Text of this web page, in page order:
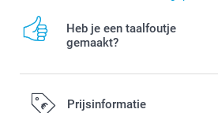
Heb je een taalfoutje
gemaakt?
Prijsinformatie